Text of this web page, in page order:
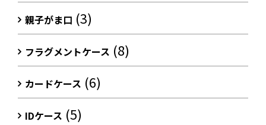
親子がま口 (3)
フラグメントケース (8)
カードケース (6)
IDケース (5)